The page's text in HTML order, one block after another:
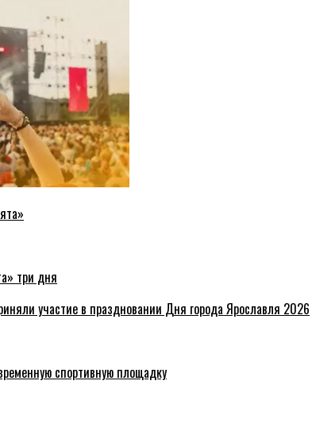
три дня
участие в праздновании Дня города Ярославля 2026
спортивную площадку